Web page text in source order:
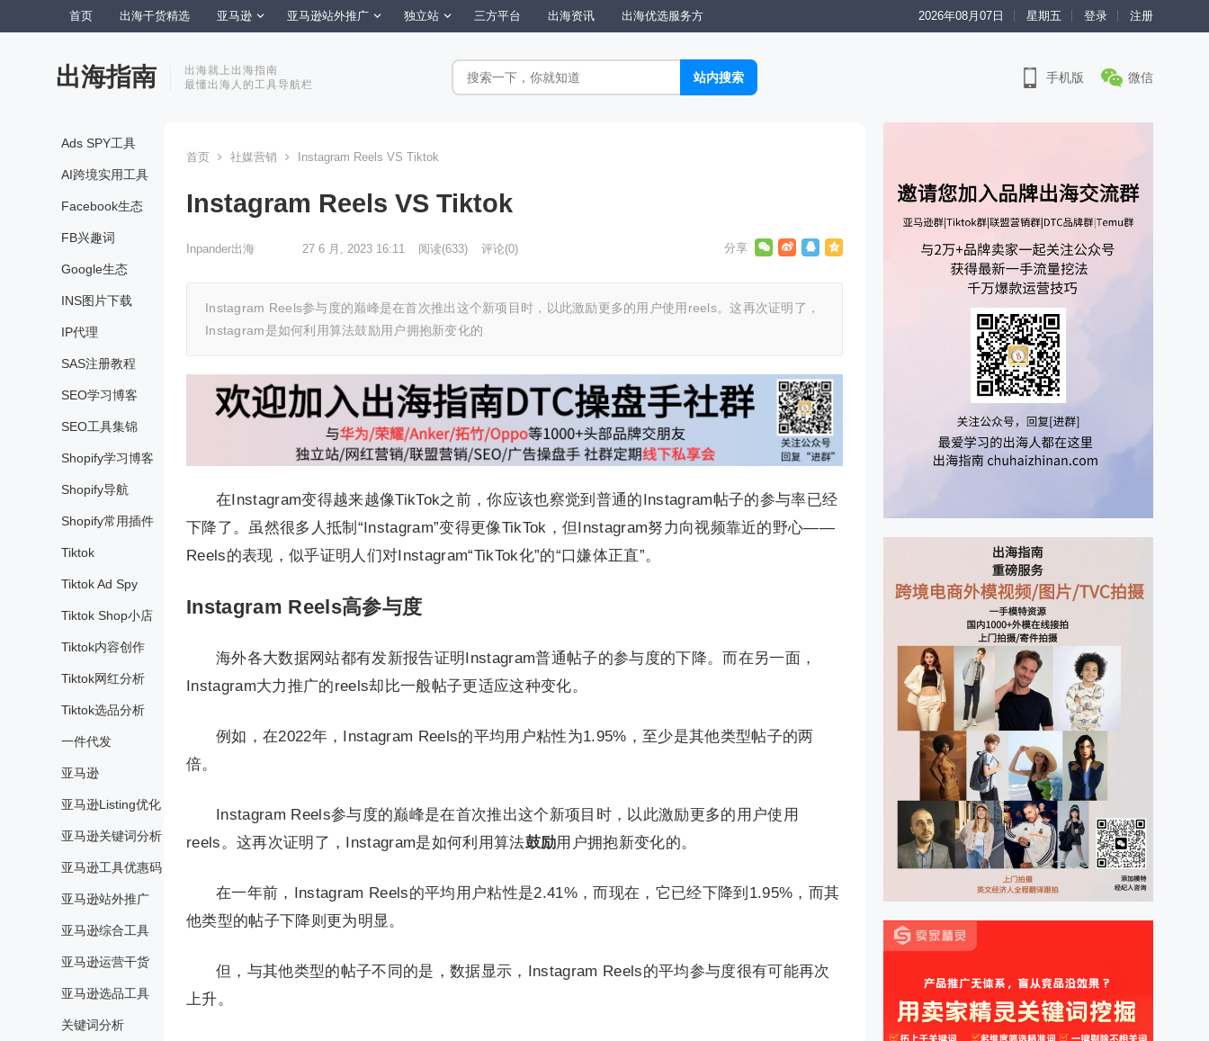
首页 出海干货精选 亚马逊 亚马逊站外推广 独立站 三方平台 出海资讯 出海优选服务方 2026年08月07日 星期五 登录 注册
出海指南
出海就上出海指南
最懂出海人的工具导航栏
手机版 微信
Ads SPY工具
AI跨境实用工具
Facebook生态
FB兴趣词
Google生态
INS图片下载
IP代理
SAS注册教程
SEO学习博客
SEO工具集锦
Shopify学习博客
Shopify导航
Shopify常用插件
Tiktok
Tiktok Ad Spy
Tiktok Shop小店
Tiktok内容创作
Tiktok网红分析
Tiktok选品分析
一件代发
亚马逊
亚马逊Listing优化
亚马逊关键词分析
亚马逊工具优惠码
亚马逊站外推广
亚马逊综合工具
亚马逊运营干货
亚马逊选品工具
关键词分析
首页 社媒营销 Instagram Reels VS Tiktok
Instagram Reels VS Tiktok
Inpander出海 27 6 月, 2023 16:11 阅读(633) 评论(0)
Instagram Reels参与度的巅峰是在首次推出这个新项目时，以此激励更多的用户使用reels。这再次证明了，
Instagram是如何利用算法鼓励用户拥抱新变化的
在Instagram变得越来越像TikTok之前，你应该也察觉到普通的Instagram帖子的参与率已经
下降了。虽然很多人抵制“Instagram”变得更像TikTok，但Instagram努力向视频靠近的野心——
Reels的表现，似乎证明人们对Instagram“TikTok化”的“口嫌体正直”。
Instagram Reels高参与度
海外各大数据网站都有发新报告证明Instagram普通帖子的参与度的下降。而在另一面，
Instagram大力推广的reels却比一般帖子更适应这种变化。
例如，在2022年，Instagram Reels的平均用户粘性为1.95%，至少是其他类型帖子的两
倍。
Instagram Reels参与度的巅峰是在首次推出这个新项目时，以此激励更多的用户使用
reels。这再次证明了，Instagram是如何利用算法鼓励用户拥抱新变化的。
在一年前，Instagram Reels的平均用户粘性是2.41%，而现在，它已经下降到1.95%，而其
他类型的帖子下降则更为明显。
但，与其他类型的帖子不同的是，数据显示，Instagram Reels的平均参与度很有可能再次
上升。